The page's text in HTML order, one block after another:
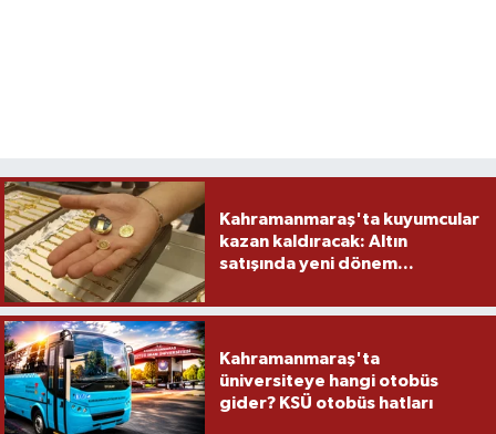
Kahramanmaraş'ta kuyumcular
kazan kaldıracak: Altın
satışında yeni dönem...
Kahramanmaraş'ta
üniversiteye hangi otobüs
gider? KSÜ otobüs hatları